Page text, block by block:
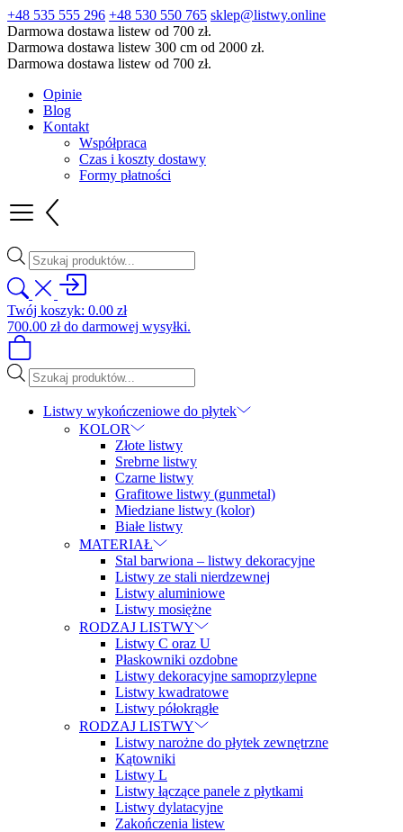
+48 535 555 296 +48 530 550 765 sklep@listwy.online
Darmowa dostawa listew od 700 zł.
Darmowa dostawa listew 300 cm od 2000 zł.
Darmowa dostawa listew od 700 zł.
Opinie
Blog
Kontakt
Współpraca
Czas i koszty dostawy
Formy płatności
Wyszukiwarka
produktów
Twój koszyk: 0.00 zł
700.00 złdo darmowej wysyłki.
Wyszukiwarka
produktów
Listwy wykończeniowe do płytek
KOLOR
Złote listwy
Srebrne listwy
Czarne listwy
Grafitowe listwy (gunmetal)
Miedziane listwy (kolor)
Białe listwy
MATERIAŁ
Stal barwiona – listwy dekoracyjne
Listwy ze stali nierdzewnej
Listwy aluminiowe
Listwy mosiężne
RODZAJ LISTWY
Listwy C oraz U
Płaskowniki ozdobne
Listwy dekoracyjne samoprzylepne
Listwy kwadratowe
Listwy półokrągłe
RODZAJ LISTWY
Listwy narożne do płytek zewnętrzne
Kątowniki
Listwy L
Listwy łączące panele z płytkami
Listwy dylatacyjne
Zakończenia listew